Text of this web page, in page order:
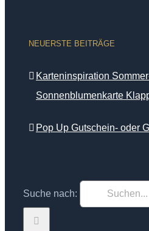
NEUERSTE BEITRÄGE
Karteninspiration
Sonnenblumenkarte
Pop Up Gutschein- oder
Suche nach: